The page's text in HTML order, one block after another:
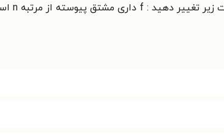
تغيير دهيد : f داری مشتق پيوسته از مرتبه n است كه n را ميتوان به اندازه كافی بزرگ